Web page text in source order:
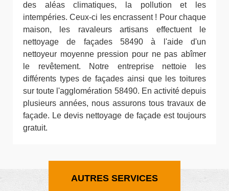
des aléas climatiques, la pollution et les
intempéries. Ceux-ci les encrassent ! Pour chaque
maison, les ravaleurs artisans effectuent le
nettoyage de façades 58490 à l'aide d'un
nettoyeur moyenne pression pour ne pas abîmer
le revêtement. Notre entreprise nettoie les
différents types de façades ainsi que les toitures
sur toute l'agglomération 58490. En activité depuis
plusieurs années, nous assurons tous travaux de
façade. Le devis nettoyage de façade est toujours
gratuit.
AUTRES SERVICES